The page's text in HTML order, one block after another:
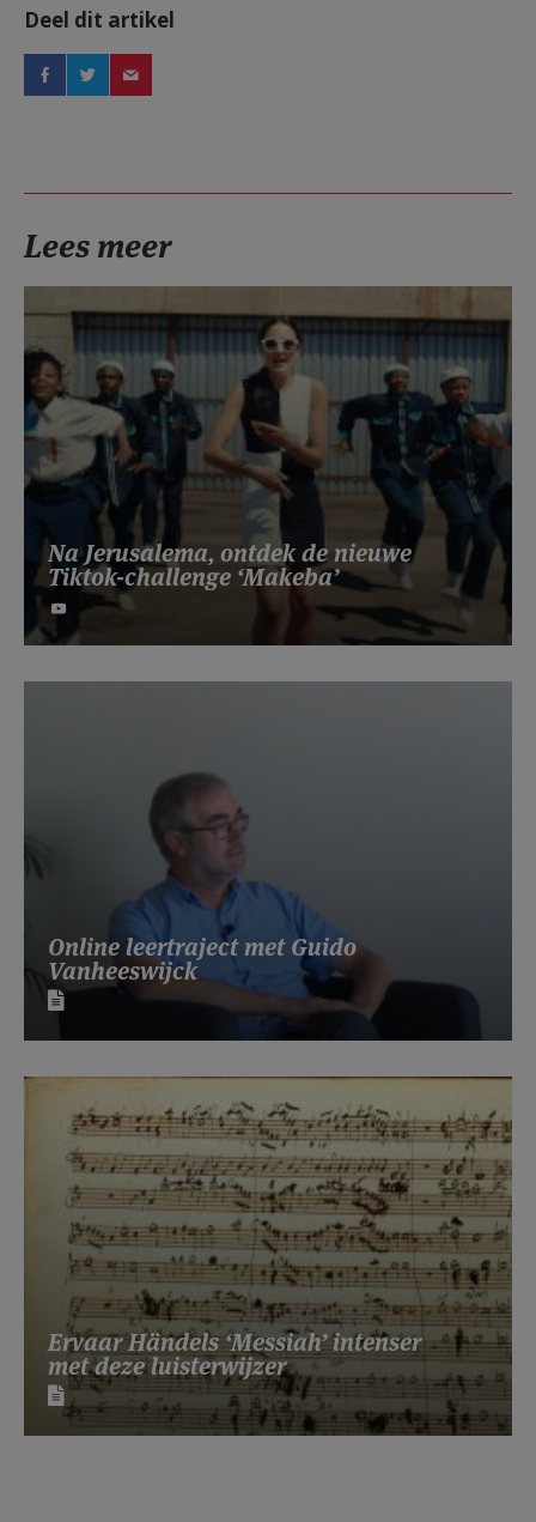
Deel dit artikel
Lees meer
Na Jerusalema, ontdek de nieuwe
Tiktok-challenge ‘Makeba’
Online leertraject met Guido
Vanheeswijck
Ervaar Händels ‘Messiah’ intenser
met deze luisterwijzer